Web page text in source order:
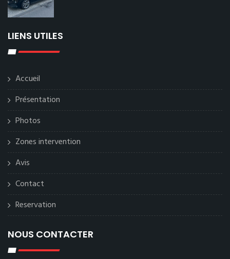
LIENS UTILES
Accueil
Présentation
Photos
Zones intervention
Avis
Contact
Reservation
NOUS CONTACTER